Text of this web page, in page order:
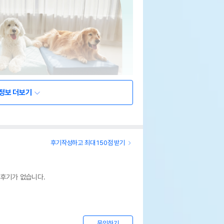
보 더보기
후기작성하고 최대 150점 받기
기가 없습니다.